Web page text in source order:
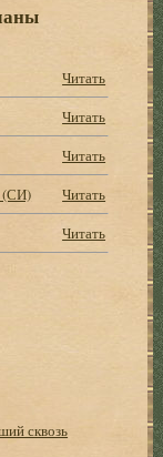
Читать
Читать
Читать
(СИ)
Читать
Читать
сквозь